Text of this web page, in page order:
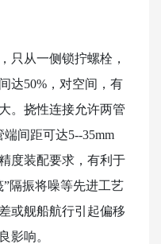
只从一侧锁拧螺栓，
达50%，对空间，有
。挠性连接允许两管
间距可达5--35mm
度装配要求，有利于
隔振将噪等先进工艺
或舰船航行引起偏移
影响。